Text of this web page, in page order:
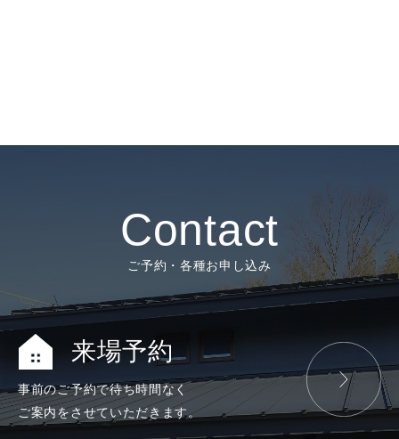
Contact
ご予約・各種お申し込み
来場予約
事前のご予約で待ち時間なく
ご案内をさせていただきます。